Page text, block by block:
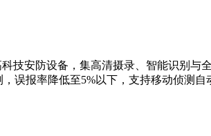
技安防设备，集高清摄录、智能识别
误报率降低至5%以下，支持移动侦测